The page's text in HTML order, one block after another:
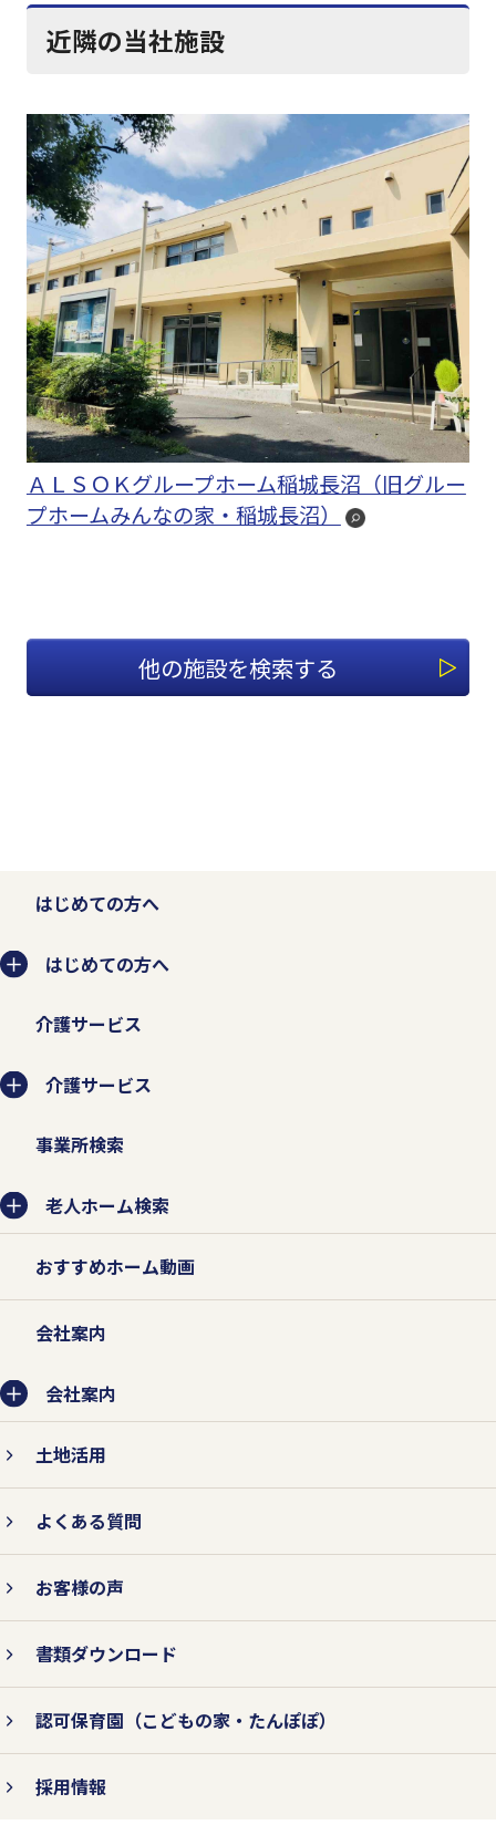
近隣の当社施設
ＡＬＳＯＫグループホーム稲城長沼（旧グルー
プホームみんなの家・稲城長沼）
他の施設を検索する
はじめての方へ
はじめての方へ
介護サービス
介護サービス
事業所検索
老人ホーム検索
おすすめホーム動画
会社案内
会社案内
土地活用
よくある質問
お客様の声
書類ダウンロード
認可保育園 （こどもの家・たんぽぽ）
採用情報